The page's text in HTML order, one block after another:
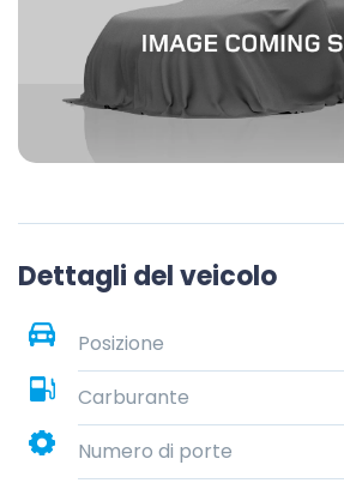
Dettagli del veicolo
Posizione
Carburante
Numero di porte